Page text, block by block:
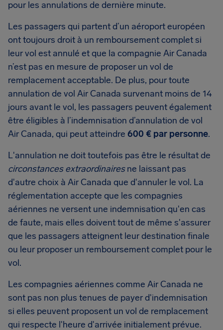
pour les annulations de dernière minute.
Les passagers qui partent d’un aéroport européen
ont toujours droit à un remboursement complet si
leur vol est annulé et que la compagnie Air Canada
n’est pas en mesure de proposer un vol de
remplacement acceptable. De plus, pour toute
annulation de vol Air Canada survenant moins de 14
jours avant le vol, les passagers peuvent également
être éligibles à l’indemnisation d’annulation de vol
Air Canada, qui peut atteindre 600 € par personne.
L'annulation ne doit toutefois pas être le résultat de
circonstances extraordinairesne laissant pas
d'autre choix à Air Canada que d'annuler le vol. La
réglementation accepte que les compagnies
aériennes ne versent une indemnisation qu'en cas
de faute, mais elles doivent tout de même s'assurer
que les passagers atteignent leur destination finale
ou leur proposer un remboursement complet pour le
vol.
Les compagnies aériennes comme Air Canada ne
sont pas non plus tenues de payer d'indemnisation
si elles peuvent proposent un vol de remplacement
qui respecte l'heure d'arrivée initialement prévue.